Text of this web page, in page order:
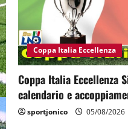
Coppa Italia Eccellenza
Coppa Italia
calendario e
sportjonico 05/08/2026